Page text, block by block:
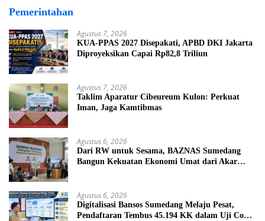
Pemerintahan
Agustus 7, 2026
KUA-PPAS 2027 Disepakati, APBD DKI Jakarta
Diproyeksikan Capai Rp82,8 Triliun
Agustus 7, 2026
Taklim Aparatur Cibeureum Kulon: Perkuat
Iman, Jaga Kamtibmas
Agustus 6, 2026
Dari RW untuk Sesama, BAZNAS Sumedang
Bangun Kekuatan Ekonomi Umat dari Akar
Agustus 6, 2026
Digitalisasi Bansos Sumedang Melaju Pesat,
Pendaftaran Tembus 45.194 KK dalam Uji Coba